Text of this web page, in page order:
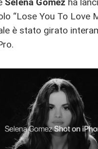
“Lose You To Love
è stato girato